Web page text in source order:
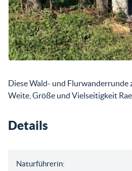
Diese Wald- und Flurwanderrunde
Weite, Größe und Vielseitigkeit
Details
Naturführerin: